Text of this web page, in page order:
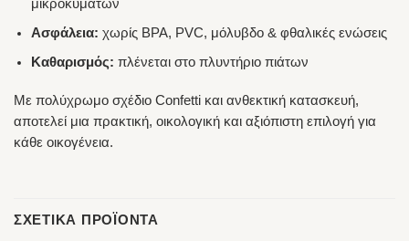
μικροκυμάτων
Ασφάλεια: χωρίς BPA, PVC, μόλυβδο & φθαλικές ενώσεις
Καθαρισμός: πλένεται στο πλυντήριο πιάτων
Με πολύχρωμο σχέδιο Confetti και ανθεκτική κατασκευή,
αποτελεί μια πρακτική, οικολογική και αξιόπιστη επιλογή για
κάθε οικογένεια.
ΣΧΕΤΙΚΆ ΠΡΟΪΌΝΤΑ